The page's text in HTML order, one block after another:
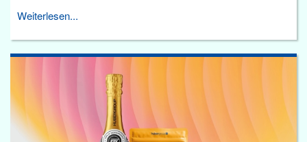
Weiterlesen...